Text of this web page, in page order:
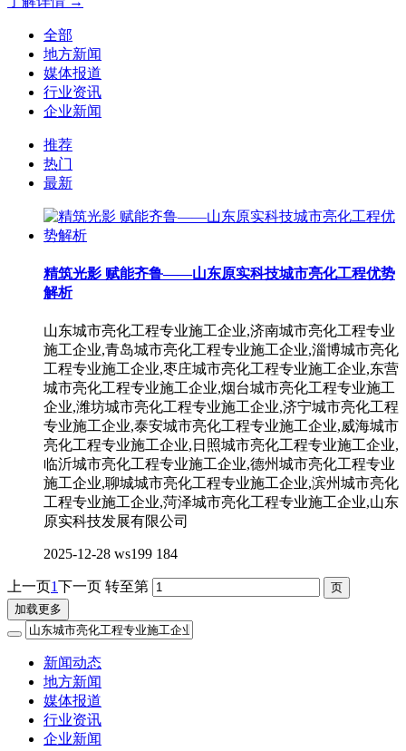
全部
地方新闻
媒体报道
行业资讯
企业新闻
推荐
热门
最新
精筑光影 赋能齐鲁——山东原实科技城市亮化工程优势
解析
山东城市亮化工程专业施工企业,济南城市亮化工程专业
施工企业,青岛城市亮化工程专业施工企业,淄博城市亮化
工程专业施工企业,枣庄城市亮化工程专业施工企业,东营
城市亮化工程专业施工企业,烟台城市亮化工程专业施工
企业,潍坊城市亮化工程专业施工企业,济宁城市亮化工程
专业施工企业,泰安城市亮化工程专业施工企业,威海城市
亮化工程专业施工企业,日照城市亮化工程专业施工企业,
临沂城市亮化工程专业施工企业,德州城市亮化工程专业
施工企业,聊城城市亮化工程专业施工企业,滨州城市亮化
工程专业施工企业,菏泽城市亮化工程专业施工企业,山东
原实科技发展有限公司
2025-12-28 ws199 184
上一页1下一页 转至第
加载更多
新闻动态
地方新闻
媒体报道
行业资讯
企业新闻